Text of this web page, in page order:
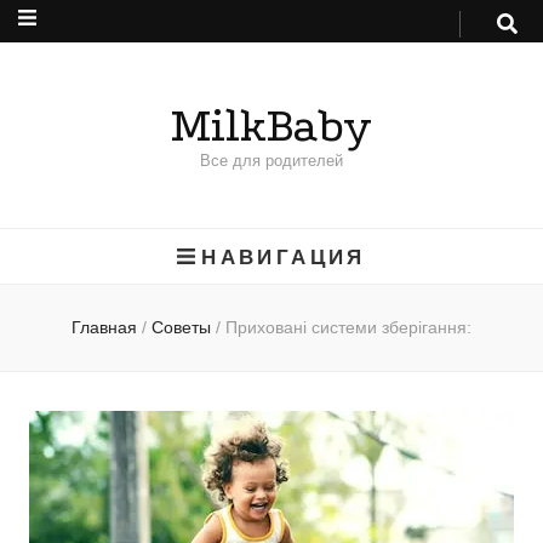
MilkBaby
Все для родителей
НАВИГАЦИЯ
Главная / Советы / Приховані системи зберігання: